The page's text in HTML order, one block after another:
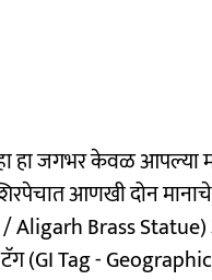
हा जगभर केवळ आपल्या
आणखी दोन
/ Aligarh Brass
टॅग (GI Tag -